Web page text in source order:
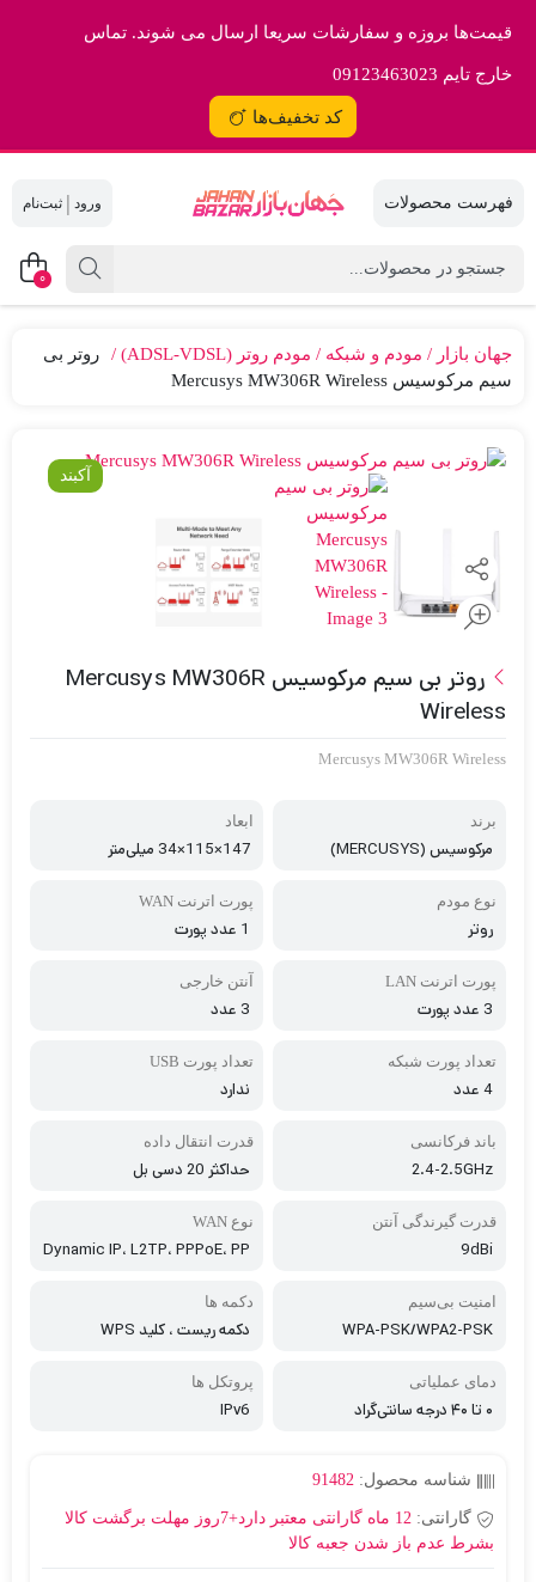
قیمت‌ها بروزه و سفارشات سریعا ارسال می شوند. تماس
خارج تایم 09123463023
کد تخفیف‌ها
|
0
جهان بازار مودم و شبکه مودم روتر (ADSL-VDSL)
روتر بی
سیم مرکوسیس Mercusys MW306R Wireless
آکبند
روتر بی سیم مرکوسیس Mercusys MW306R
Wireless
Mercusys MW306R Wireless
برند
مرکوسیس (MERCUSYS)
ابعاد
147×115×34 میلی‌متر
نوع مودم
روتر
پورت اترنت WAN
1 عدد پورت
پورت اترنت LAN
3 عدد پورت
آنتن خارجی
3 عدد
تعداد پورت شبکه
4 عدد
تعداد پورت USB
ندارد
باند فرکانسی
2.4-2.5GHz
قدرت انتقال داده
حداکثر 20 دسی بل
قدرت گیرندگی آنتن
9dBi
نوع WAN
Dynamic IP، L2TP، PPPoE، PP
امنیت بی‌سیم
WPA-PSK/WPA2-PSK
دکمه ها
دکمه ریست ، کلید WPS
دمای عملیاتی
۰ تا ۴۰ درجه سانتی‌گراد
پروتکل ها
IPv6
شناسه محصول: 91482
گارانتی:
12 ماه گارانتی معتبر دارد+7روز مهلت برگشت کالا
بشرط عدم باز شدن جعبه کالا